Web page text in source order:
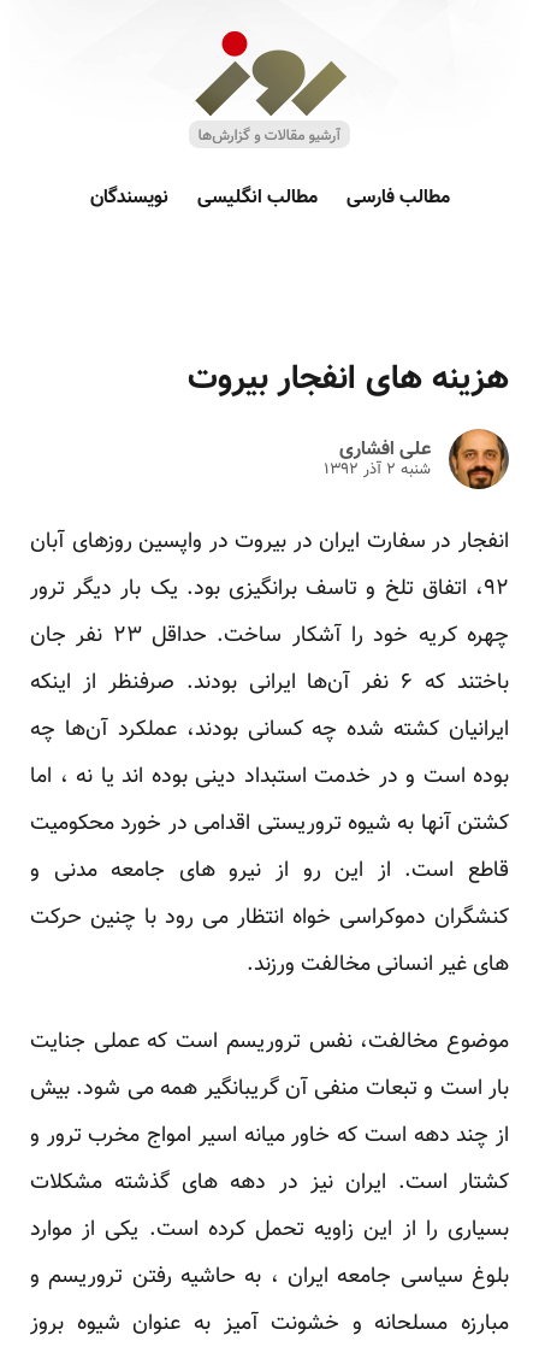
مطالب فارسی مطالب انگلیسی نویسندگان
هزینه های انفجار بیروت
علی افشاری
شنبه ۲ آذر ۱۳۹۲
انفجار در سفارت ایران در بیروت در واپسین روز‌های آبان
۹۲، اتفاق تلخ و تاسف برانگیزی بود. یک بار دیگر ترور
چهره کریه خود را آشکار ساخت. حداقل ۲۳ نفر جان
باختند که ۶ نفر آن‌ها ایرانی بودند. صرفنظر از اینکه
ایرانیان کشته شده چه کسانی بودند، عملکرد آن‌ها چه
بوده است و در خدمت استبداد دینی بوده اند یا نه ، اما
کشتن آنها به شیوه تروریستی اقدامی در خورد محکومیت
قاطع است. از این رو از نیرو های جامعه مدنی و
کنشگران دموکراسی خواه انتظار می رود با چنین حرکت
های غیر انسانی مخالفت ورزند.
موضوع مخالفت، نفس تروریسم است که عملی جنایت
بار است و تبعات منفی آن گریبانگیر همه می شود. بیش
از چند دهه است که خاور میانه اسیر امواج مخرب ترور و
کشتار است. ایران نیز در دهه های گذشته مشکلات
بسیاری را از این زاویه تحمل کرده است. یکی از موارد
بلوغ سیاسی جامعه ایران ، به حاشیه رفتن تروریسم و
مبارزه مسلحانه و خشونت آمیز به عنوان شیوه بروز